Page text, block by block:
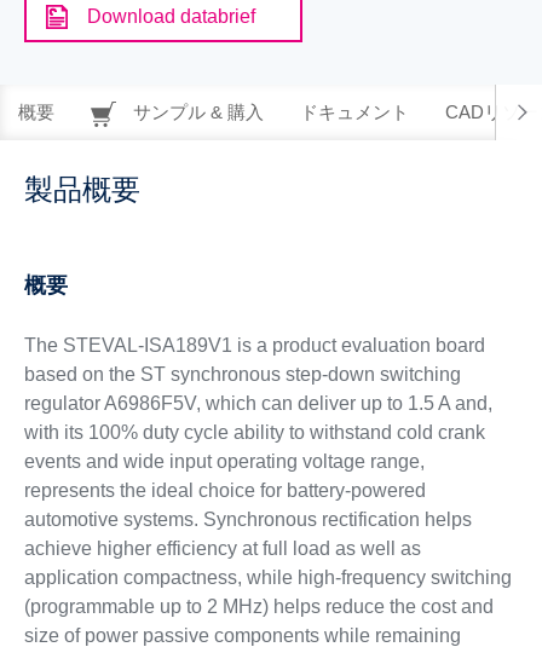
Download databrief
概要 サンプル & 購入 ドキュメント CADリソー
製品概要
概要
The STEVAL-ISA189V1 is a product evaluation board
based on the ST synchronous step-down switching
regulator A6986F5V, which can deliver up to 1.5 A and,
with its 100% duty cycle ability to withstand cold crank
events and wide input operating voltage range,
represents the ideal choice for battery-powered
automotive systems. Synchronous rectification helps
achieve higher efficiency at full load as well as
application compactness, while high-frequency switching
(programmable up to 2 MHz) helps reduce the cost and
size of power passive components while remaining